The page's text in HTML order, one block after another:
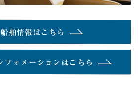
舶情報はこちら
ォメーションはこちら